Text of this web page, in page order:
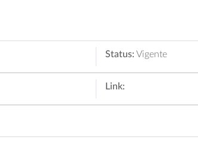
Status: Vigente
Link: